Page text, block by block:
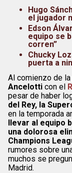
Hugo
el jugador
Edson
equipo se
corren”
Chucky
puerta a
Al comienzo de
Ancelotti con el
pesar de haber
del Rey, la
en la temporada
llevar al equipo
una dolorosa
Champions
rumores sobre
muchos se
Madrid.